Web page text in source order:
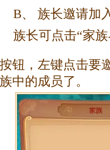
B、 族长邀请加
族长可点击“家
按钮，左键点击要
族中的成员了。